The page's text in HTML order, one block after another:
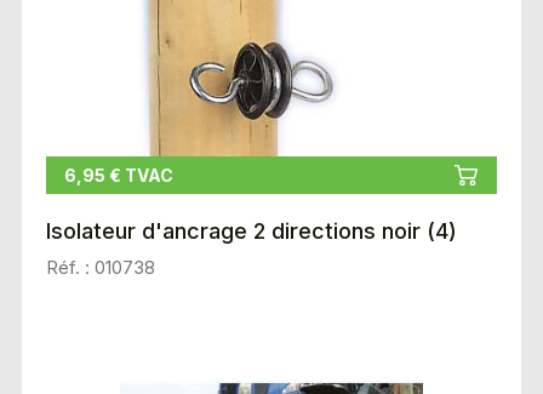
6,95 € TVAC
Isolateur d'ancrage 2 directions noir (4)
Réf. : 010738